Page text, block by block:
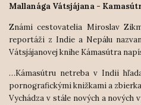
Mallanága Vátsjájana -
Známi cestovatelia Miroslav
reportáži z Indie a Nepálu
Vátsjájanovej knihe Kámasútra
…Kámasútru netreba v Indii
pornografickými knižkami a
Vychádza v stále nových a nových